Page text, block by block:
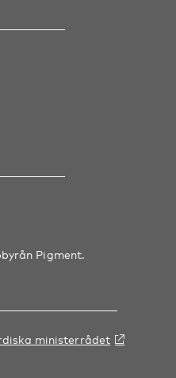
Pigment.
ministerrådet